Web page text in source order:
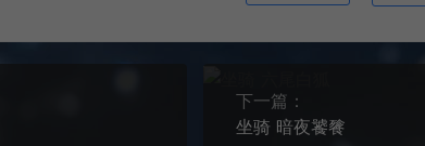
下一篇：
坐骑 暗夜饕餮